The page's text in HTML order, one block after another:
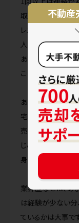
取りをしなくては
レスがかかります
人はそれぞれなの
ありません。熱意
ことをお勧めします
あとは、知識の部
宅建を持っている
売主様の感覚で、
じことを感じるわ
身だしなみや第一
業界歴などは、あ
は経験が少ない分
ているかは大事で
不動産